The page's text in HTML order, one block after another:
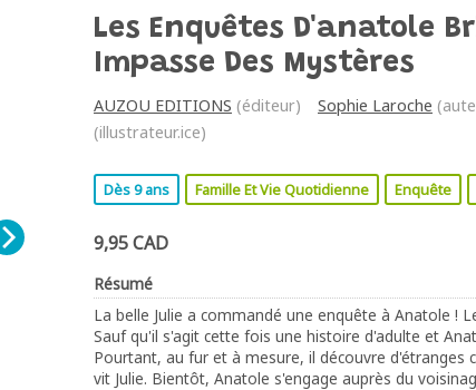
Les Enquêtes D'anatole
Impasse Des Mystères
AUZOU EDITIONS (éditeur) Sophie Laroche
(illustrateur.ice)
Dès 9 ans Famille Et Vie Quotidienne Enquête
9,95 CAD
Résumé
La belle Julie a commandé une enquête à Anatole !
Sauf qu'il s'agit cette fois une histoire d'adulte et
Pourtant, au fur et à mesure, il découvre d'étranges
vit Julie. Bientôt, Anatole s'engage auprès du